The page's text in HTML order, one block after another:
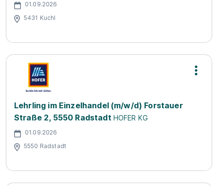
01.09.2026
5431 Kuchl
Lehrling im Einzelhandel (m/w/d) Forstauer
Straße 2, 5550 Radstadt HOFER KG
01.09.2026
5550 Radstadt